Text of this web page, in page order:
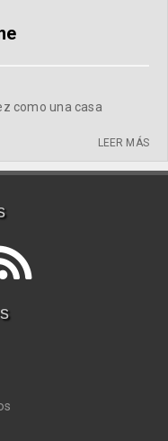
como una casa
LEER MÁS